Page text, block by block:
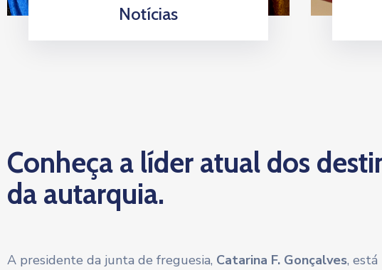
Notícias
Conheça a líder atual dos
da autarquia.
A presidente da junta de freguesia, Catarina F. Gonçalves, está